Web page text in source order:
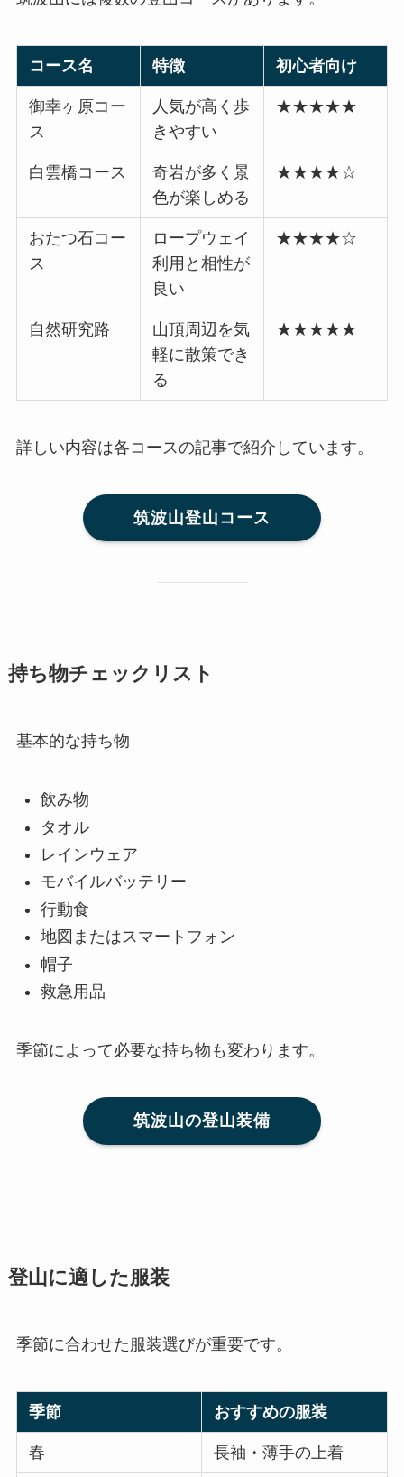
コース名 特徴 初心者向け
御幸ヶ原コー
ス
人気が高く歩
きやすい
★★★★★
白雲橋コース
奇岩が多く景
色が楽しめる
★★★★☆
おたつ石コー
ス
ロープウェイ
利用と相性が
良い
★★★★☆
自然研究路
山頂周辺を気
軽に散策でき
る
★★★★★
詳しい内容は各コースの記事で紹介しています。
筑波山登山コース
持ち物チェックリスト
基本的な持ち物
飲み物
タオル
レインウェア
モバイルバッテリー
行動食
地図またはスマートフォン
帽子
救急用品
季節によって必要な持ち物も変わります。
筑波山の登山装備
登山に適した服装
季節に合わせた服装選びが重要です。
季節 おすすめの服装
春 長袖・薄手の上着